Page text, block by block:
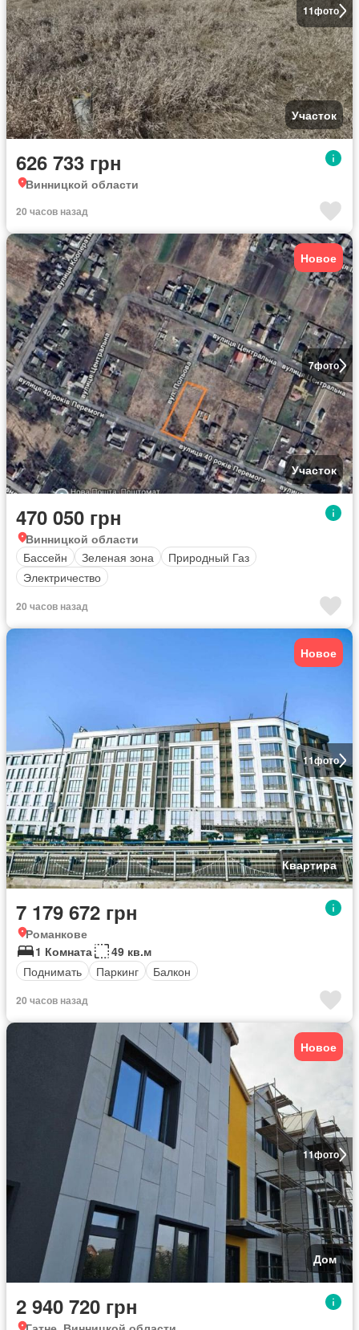
11фото
Участок
626 733 грн
Винницкой области
20 часов назад
7фото
Новое
Участок
470 050 грн
Винницкой области
Бассейн
Зеленая зона
Природный Газ
Электричество
20 часов назад
11фото
Новое
Квартира
7 179 672 грн
Романкове
1 Комната
49 кв.м
Поднимать
Паркинг Балкон
20 часов назад
11фото
Новое
Дом
2 940 720 грн